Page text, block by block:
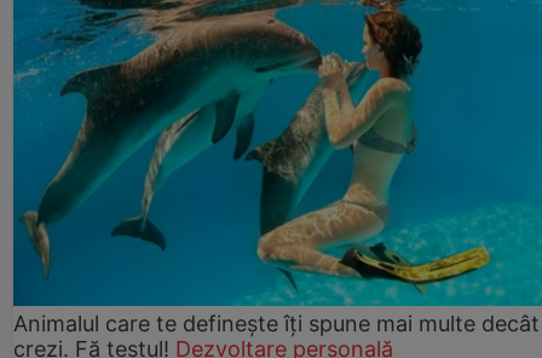
Animalul care te definește îți spune mai multe decât
crezi. Fă testul! Dezvoltare personală